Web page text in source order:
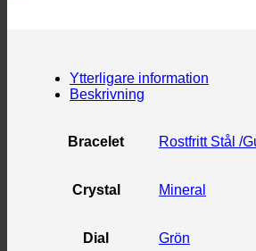
Ytterligare information
Beskrivning
Bracelet Rostfritt Stål /
Crystal Mineral
Dial Grön